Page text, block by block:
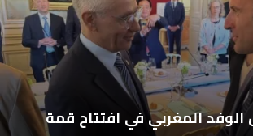
المغربي في افتتاح قمة